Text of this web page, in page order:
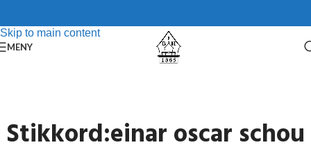
Skip to main content
MENY
Stikkord:einar oscar schou